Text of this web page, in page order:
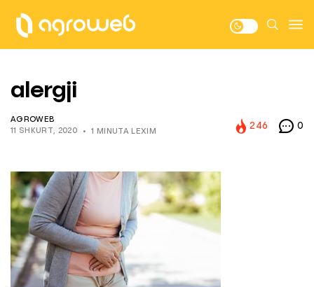
alergji
AGROWEB
11 SHKURT, 2020
1 MINUTA LEXIM
246 0